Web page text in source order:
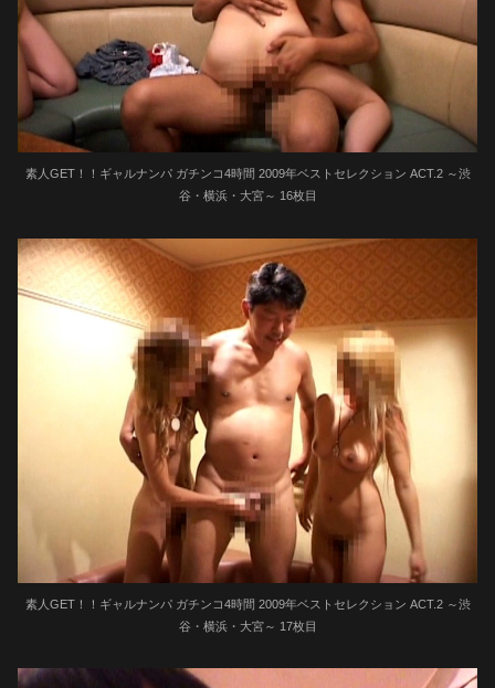
素人GET！！ギャルナンパ ガチンコ4時間 2009年ベストセレクション ACT.2 ～渋
谷・横浜・大宮～ 16枚目
素人GET！！ギャルナンパ ガチンコ4時間 2009年ベストセレクション ACT.2 ～渋
谷・横浜・大宮～ 17枚目